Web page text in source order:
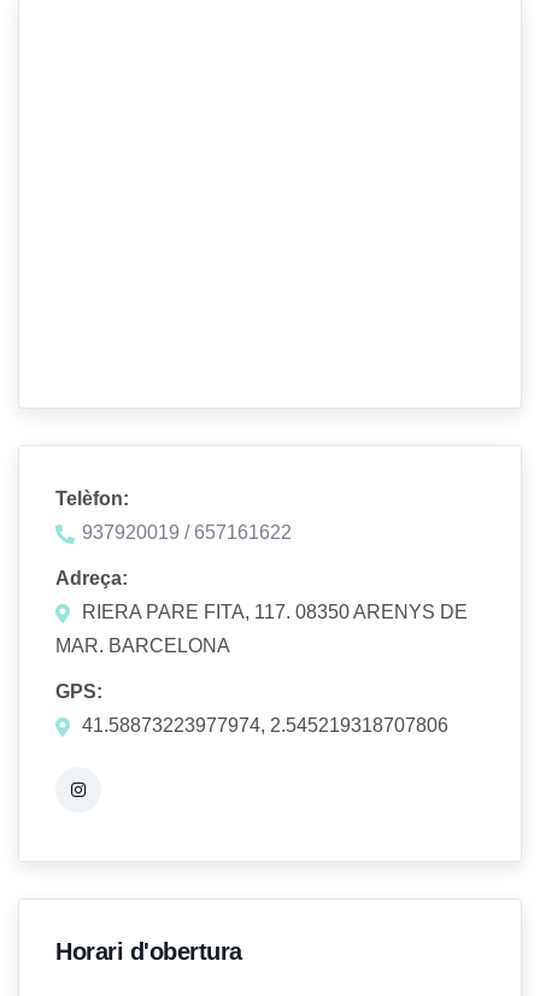
Telèfon:
937920019 / 657161622
Adreça:
RIERA PARE FITA, 117. 08350 ARENYS DE
MAR. BARCELONA
GPS:
41.58873223977974, 2.545219318707806
Horari d'obertura